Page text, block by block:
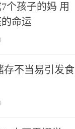
个孩子的妈 用
命运
存不当易引发食